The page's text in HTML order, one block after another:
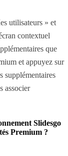
utilisateurs » et
contextuel
que
et appuyez sur
supplémentaires
associer
Slidesgo
Premium ?